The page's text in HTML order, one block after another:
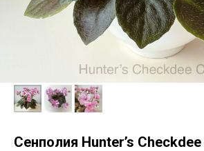
Сенполия Hunter’s